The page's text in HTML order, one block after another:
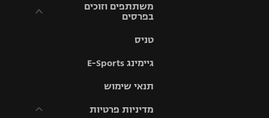
משתתפים וזוכים
בפרסים
וזוכים בפרסים
תקנון עבור פעילות
טניס
גיימינג E-Sports
תנאי שימוש
מדיניות פרטיות